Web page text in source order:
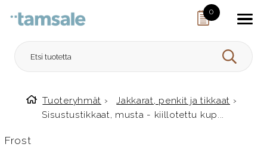
0
HAE
Etusivulle
Tuoteryhmät › Jakkarat, penkit ja tikkaat ›
Sisustustikkaat, musta - kiillotettu kup...
Frost